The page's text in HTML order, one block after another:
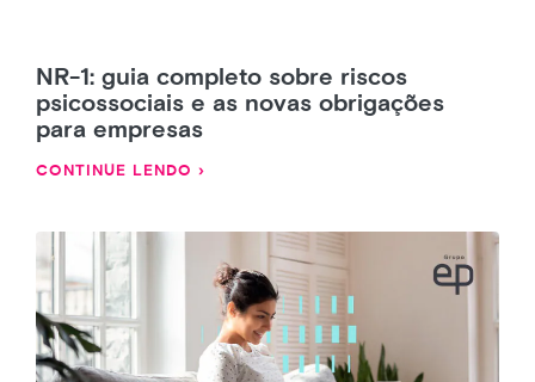
NR-1: guia completo sobre riscos
psicossociais e as novas obrigações
para empresas
CONTINUE LENDO ›